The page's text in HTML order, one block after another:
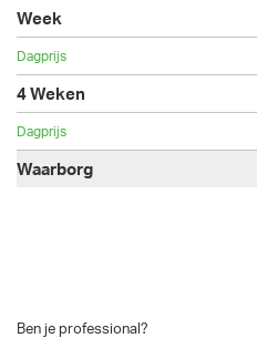
Ben je professional?